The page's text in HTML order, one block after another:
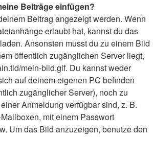
Beiträge einfügen?
Beitrag angezeigt werden. Wenn
erlaubt hat, kannst du das
Ansonsten musst du zu einem Bild
öffentlich zugänglichen Server liegt,
mein-bild.gif. Du kannst weder
auf deinem eigenen PC befinden
zugänglicher Server), noch zu
Anmeldung verfügbar sind, z. B.
mit einem Passwort
Um das Bild anzuzeigen, benutze den